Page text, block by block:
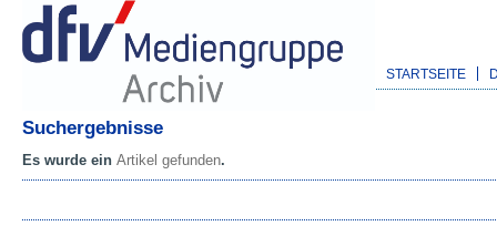
STARTSEITE
Suchergebnisse
Es wurde ein Artikel gefunden.